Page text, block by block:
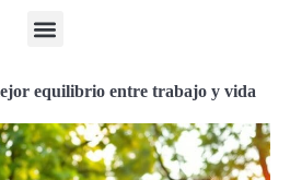
equilibrio entre trabajo y vida